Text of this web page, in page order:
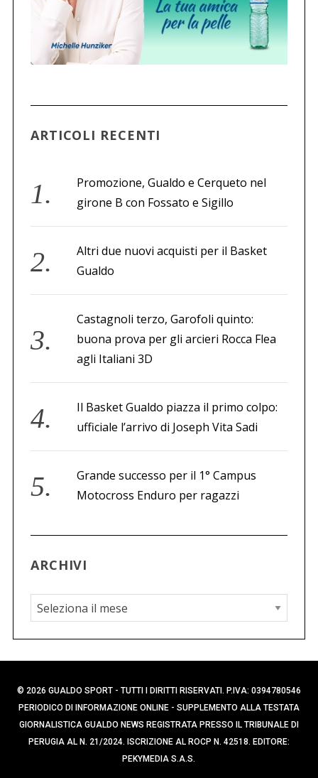
ARTICOLI RECENTI
Promozione, Gualdo e Cerqueto nel
girone B con Fossato e Sigillo
Altri due nuovi acquisti per il Basket
Gualdo
Castagnoli terzo, Garofoli quinto:
buona prova per gli arcieri Rocca Flea
agli Italiani 3D
Il Basket Gualdo piazza il primo colpo:
ufficiale l’arrivo di Joseph Vita Sadi
Grande successo per il 1° Campus
Motocross Enduro per ragazzi
ARCHIVI
A
r
c
h
i
v
i
© 2026 GUALDO SPORT - TUTTI I DIRITTI RISERVATI. P.IVA: 0394780546
PERIODICO DI INFORMAZIONE ONLINE - SUPPLEMENTO ALLA TESTATA
GIORNALISTICA GUALDO NEWS REGISTRATA PRESSO IL TRIBUNALE DI
PERUGIA AL N. 21/2024. ISCRIZIONE AL ROCP N. 42518. EDITORE:
PEKYMEDIA S.A.S.